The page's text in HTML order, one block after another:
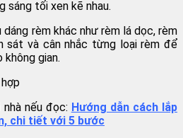
sáng tối xen kẽ nhau.
dáng rèm khác như rèm lá dọc, rèm
sát và cân nhắc từng loại rèm để
gian.
nếu đọc: Hướng dẫn cách lắp
chi tiết với 5 bước